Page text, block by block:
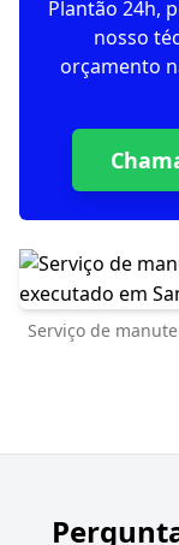
Plantão 24h,
nosso
orçamento
Serviço de